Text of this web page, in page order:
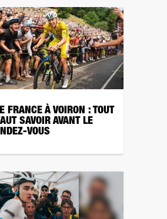
FRANCE À VOIRON : TOUT
SAVOIR AVANT LE
VOUS